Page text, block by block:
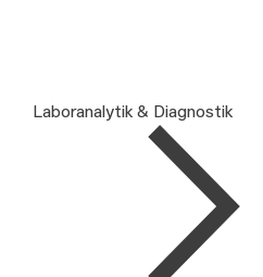
Laboranalytik & Diagnostik